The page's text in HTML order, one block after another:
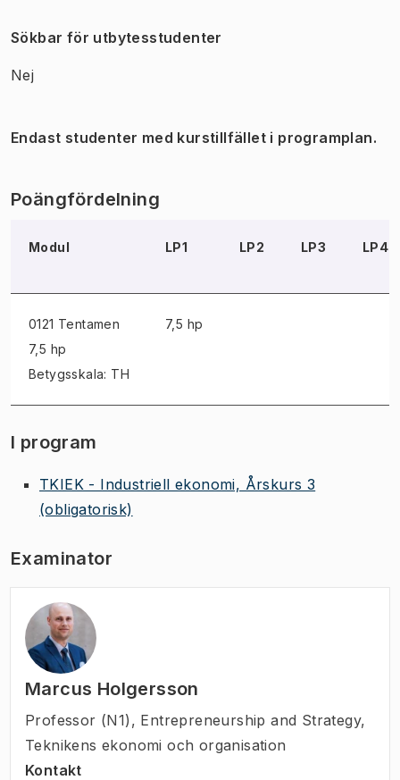
Sökbar för utbytesstudenter
Nej
Endast studenter med kurstillfället i programplan.
Poängfördelning
Modul LP1 LP2 LP3 LP4
0121 Tentamen
7,5 hp
Betygsskala: TH
7,5 hp
I program
TKIEK - Industriell ekonomi, Årskurs 3
(obligatorisk)
Examinator
Marcus Holgersson
Professor (N1) , Entrepreneurship and Strategy,
Teknikens ekonomi och organisation
Kontakt